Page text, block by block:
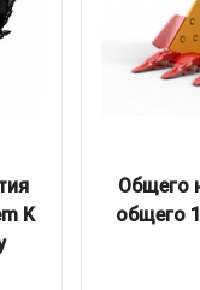
K
Общего
общего